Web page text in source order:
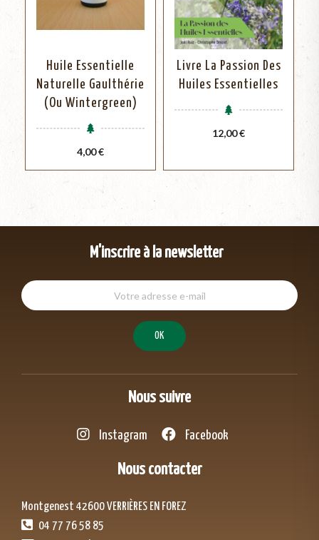
Huile Essentielle
Naturelle Gaulthérie
(ou Wintergreen)
Prix
4,00 €
Livre La Passion Des
Huiles Essentielles
Prix
12,00 €
M'inscrire à la newsletter
Nous suivre
Instagram Facebook
Nous contacter
Montgenest 42600 VERRIÈRES EN FOREZ
04 77 76 58 85